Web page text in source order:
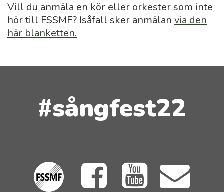
Vill du anmäla en kör eller orkester som inte
hör till FSSMF? Isåfall sker anmälan via den
här blanketten.
#sångfest22